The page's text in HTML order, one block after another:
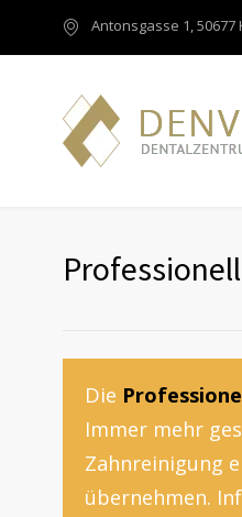
Antonsgasse 1, 50677
Die
Immer mehr
Zahnreinigung
übernehmen.